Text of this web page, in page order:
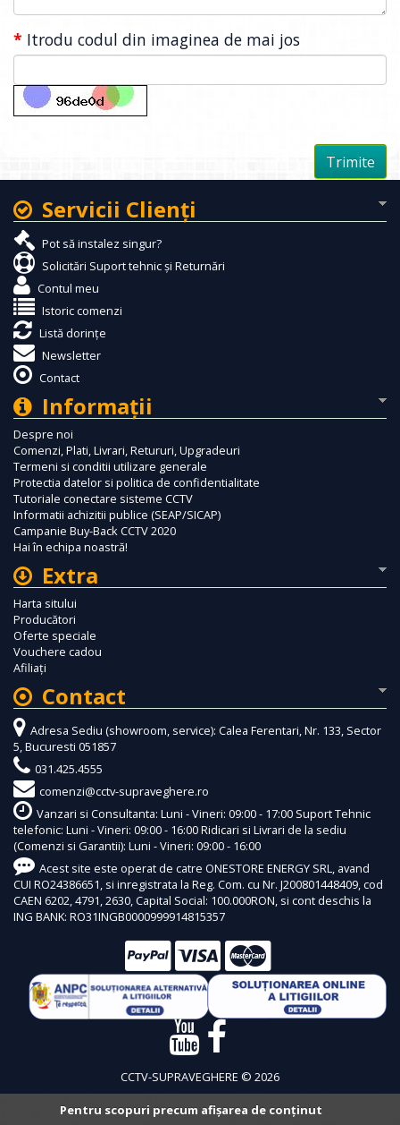
Itrodu codul din imaginea de mai jos
Servicii Clienţi
Pot să instalez singur?
Solicitări Suport tehnic și Returnări
Contul meu
Istoric comenzi
Listă dorințe
Newsletter
Contact
Informaţii
Despre noi
Comenzi, Plati, Livrari, Retururi, Upgradeuri
Termeni si conditii utilizare generale
Protectia datelor si politica de confidentialitate
Tutoriale conectare sisteme CCTV
Informatii achizitii publice (SEAP/SICAP)
Campanie Buy-Back CCTV 2020
Hai în echipa noastră!
Extra
Harta sitului
Producători
Oferte speciale
Vouchere cadou
Afiliaţi
Contact
Adresa Sediu (showroom, service): Calea Ferentari, Nr. 133, Sector
5, Bucuresti 051857
031.425.4555
comenzi@cctv-supraveghere.ro
Vanzari si Consultanta: Luni - Vineri: 09:00 - 17:00 Suport Tehnic
telefonic: Luni - Vineri: 09:00 - 16:00 Ridicari si Livrari de la sediu
(Comenzi si Garantii): Luni - Vineri: 09:00 - 16:00
Acest site este operat de catre ONESTORE ENERGY SRL, avand
CUI RO24386651, si inregistrata la Reg. Com. cu Nr. J200801448409, cod
CAEN 6202, 4791, 2630, Capital Social: 100.000RON, si cont deschis la
ING BANK: RO31INGB0000999914815357
CCTV-SUPRAVEGHERE © 2026
Pentru scopuri precum afișarea de conținut